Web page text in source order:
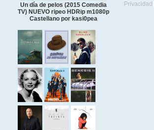
Un día de pelos (2015 Comedia
TV) NUEVO ripeo HDRip m1080p
Castellano por kasi0pea
Privacidad